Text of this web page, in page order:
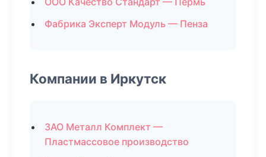
Фабрика Эксперт Модуль — Пенза
Компании в Иркутск
ЗАО Металл Комплект —
Пластмассовое производство